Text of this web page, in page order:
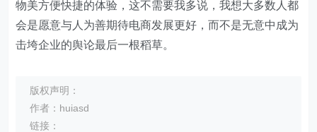
物美方便快捷的体验，这不需要我多说，我想大多数人都
会是愿意与人为善期待电商发展更好，而不是无意中成为
击垮企业的舆论最后一根稻草。
版权声明：
作者：huiasd
链接：